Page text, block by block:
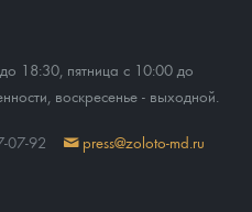
18:30, пятница с 10:00 до
воскресенье - выходной.
07-92 press@zoloto-md.ru